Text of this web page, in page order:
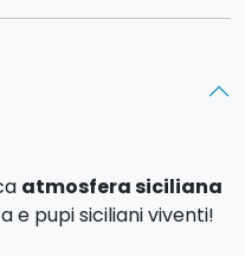
atmosfera siciliana
e pupi siciliani viventi!